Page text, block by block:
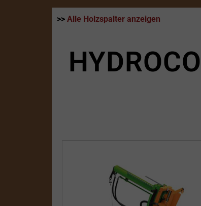
>> Alle Holzspalter anzeigen